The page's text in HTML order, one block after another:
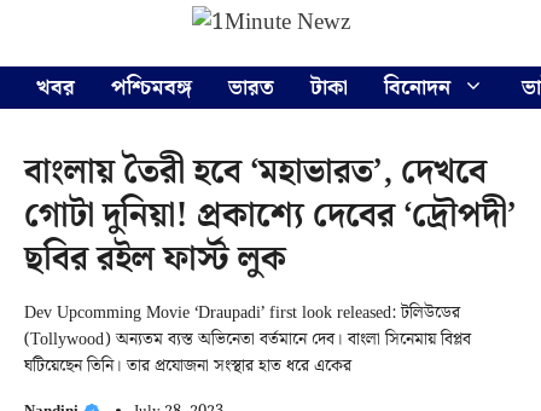
content
খবর
পশ্চিমবঙ্গ ভারত টাকা বিনোদন
বাংলায় তৈরী হবে ‘মহাভারত’, দেখবে
গোটা দুনিয়া! প্রকাশ্যে দেবের ‘দ্রৌপদী’
ছবির রইল ফার্স্ট লুক
Dev Upcomming Movie ‘Draupadi’ first look released: টলিউডের
(Tollywood) অন্যতম ব্যস্ত অভিনেতা বর্তমানে দেব। বাংলা সিনেমায় বিপ্লব
ঘটিয়েছেন তিনি। তার প্রযোজনা সংস্থার হাত ধরে একের